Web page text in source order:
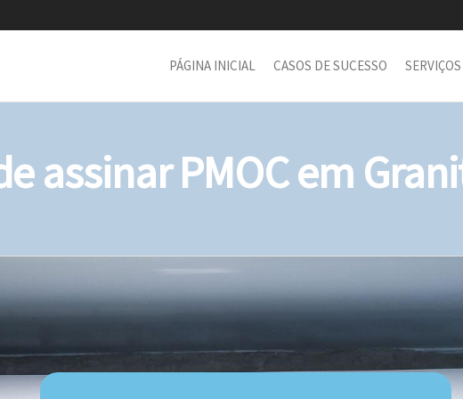
PÁGINA INICIAL CASOS DE SUCESSO SERVIÇOS
assinar PMOC em